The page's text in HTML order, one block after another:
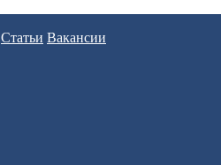
Статьи Вакансии